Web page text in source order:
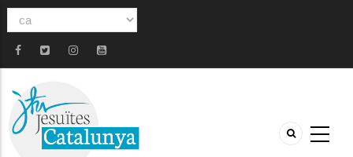
Select
language